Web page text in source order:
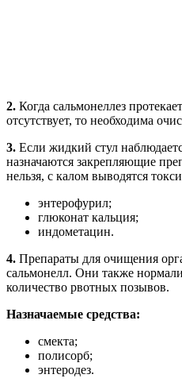
2. Когда сальмонеллез
отсутствует, то необходима
3. Если жидкий стул
назначаются закрепляющие
нельзя, с калом выводятся
энтерофурил;
глюконат кальция;
индометацин.
4. Препараты для очищения
сальмонелл. Они также
количество рвотных позывов.
Назначаемые средства:
смекта;
полисорб;
энтеродез.